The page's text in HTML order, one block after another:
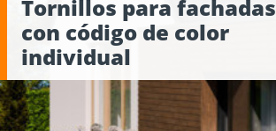
Tornillos para fachadas
con código de color
individual